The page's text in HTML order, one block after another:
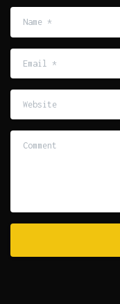
*
Website